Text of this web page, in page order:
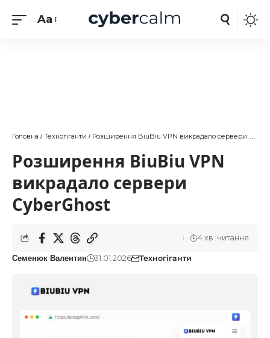
Aa
Головна / Техногіганти / Розширення BiuBiu VPN викрадало сервери CyberGhost
Розширення BiuBiu VPN
викрадало сервери
CyberGhost
Семенюк Валентин 31.01.2026 Техногіганти
4 хв. читання